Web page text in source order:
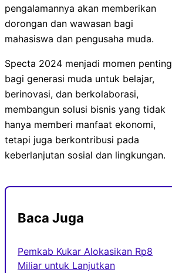
pengalamannya akan memberikan
dorongan dan wawasan bagi
mahasiswa dan pengusaha muda.
Specta 2024 menjadi momen penting
bagi generasi muda untuk belajar,
berinovasi, dan berkolaborasi,
membangun solusi bisnis yang tidak
hanya memberi manfaat ekonomi,
tetapi juga berkontribusi pada
keberlanjutan sosial dan lingkungan.
Baca Juga
Pemkab Kukar Alokasikan Rp8
Miliar untuk Lanjutkan